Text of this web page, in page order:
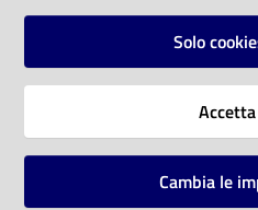
Vai alla pagina
Solo
Cambia le